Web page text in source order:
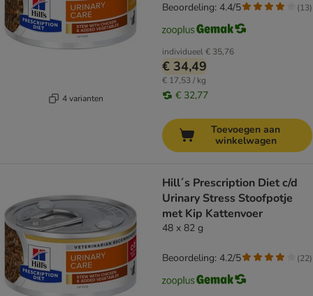
4 varianten
individueel€ 35,76
€ 34,49
€ 17,53 / kg
€ 32,77
Beoordeling: 4.4/5 (13)
Toevoegen aan
winkelwagen
Hill´s Prescription Diet c/d
Urinary Stress Stoofpotje
met Kip Kattenvoer
48 x 82 g
Beoordeling: 4.2/5 (22)